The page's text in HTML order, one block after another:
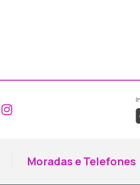
Aceder ao Facebook da
Aceder ao Instagram
Moradas e Telefones